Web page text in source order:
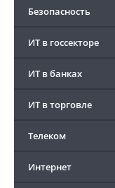
Безопасность
ИТ в госсекторе
ИТ в банках
ИТ в торговле
Телеком
Интернет